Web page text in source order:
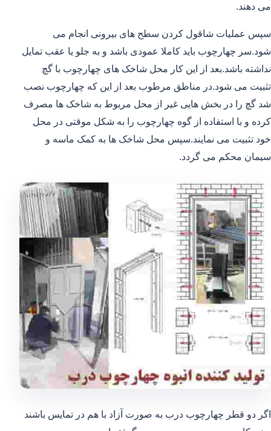
می دهند.
سپس عملیات شاقول کردن سطح های بیرونی انجام می
شود.سر چهارچوب باید کاملا عمودی باشد و به جلو یا عقب تمایل
نداشته باشد.بعد از این کار محل شاخک های چهارچوب با گچ
تثبیت می شود.در مناطق مرطوب بعد از این که چهارچوب نصب
شد گچ را در بخش هایی غیر از محل مربوط به شاخک ها مصرف
کرده و با استفاده از گوه چهارچوب را به شکل موقتی در محل
خود تثبیت می نمایند.سپس محل شاخک ها به کمک ماسه و
سیمان محکم می گردد.
اگر دو قطر چهارچوب درب به صورت آزاد با هم در تمایس باشند